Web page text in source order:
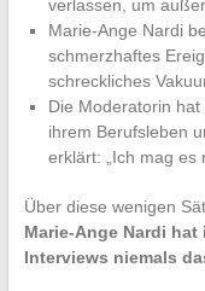
verlassen, um
Marie-Ange Nardi
schmerzhaftes
schreckliches
Die Moderatorin
ihrem Berufsleben
erklärt: „Ich mag es
Über diese wenigen
Marie-Ange Nardi
Interviews niemals